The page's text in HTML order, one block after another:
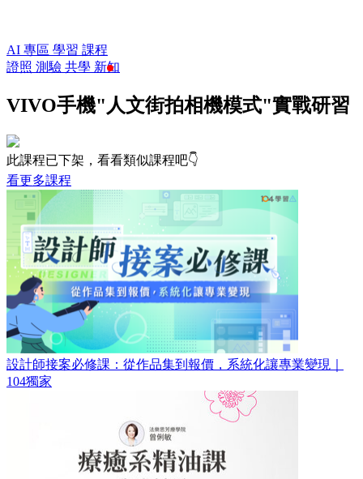
AI 專區 學習 課程
證照 測驗 共學 新知
VIVO手機"人文街拍相機模式"實戰研習
此課程已下架，看看類似課程吧👇
看更多課程
設計師接案必修課：從作品集到報價，系統化讓專業變現｜
104獨家